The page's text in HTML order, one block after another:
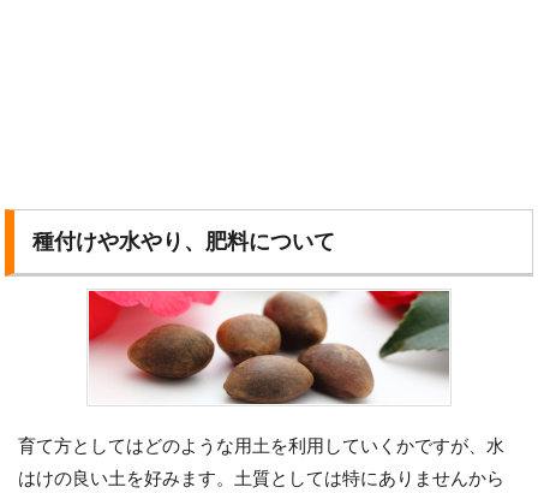
種付けや水やり、肥料について
育て方としてはどのような用土を利用していくかですが、水
はけの良い土を好みます。土質としては特にありませんから